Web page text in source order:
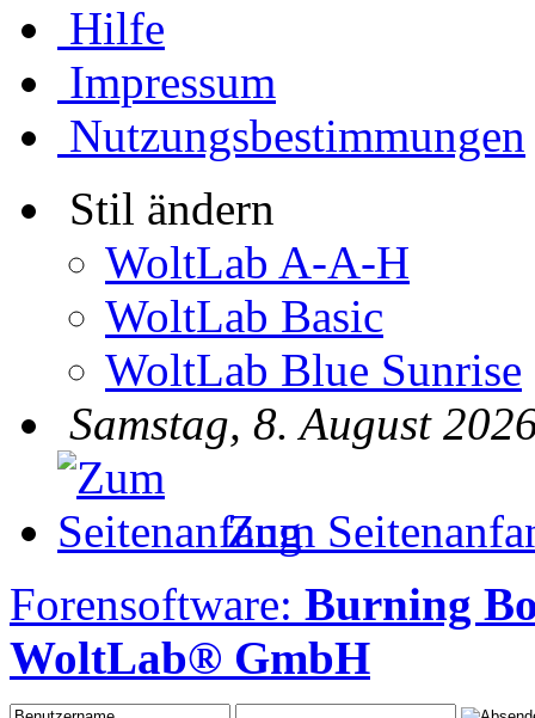
Hilfe
Impressum
Nutzungsbestimmungen
Stil ändern
WoltLab A-A-H
WoltLab Basic
WoltLab Blue Sunrise
Samstag, 8. August
Zum
Forensoftware: Burning
WoltLab® GmbH